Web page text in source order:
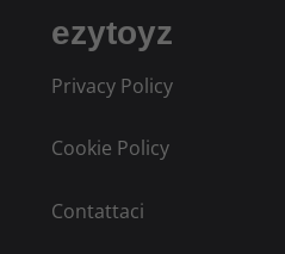
ezytoyz
Privacy Policy
Cookie Policy
Contattaci